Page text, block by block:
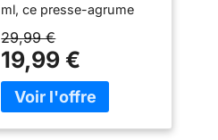
ml, ce presse-agrume
jus pour remplir plusieurs
verres AUTO ON/OFF : Il
suffit d'appuyer sur le
cône pour que le
29,99 €
19,99 €